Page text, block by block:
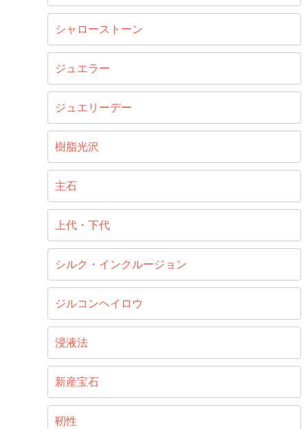
シャローストーン
ジュエラー
ジュエリーデー
樹脂光沢
主石
上代・下代
シルク・インクルージョン
ジルコンヘイロウ
浸液法
新産宝石
靭性